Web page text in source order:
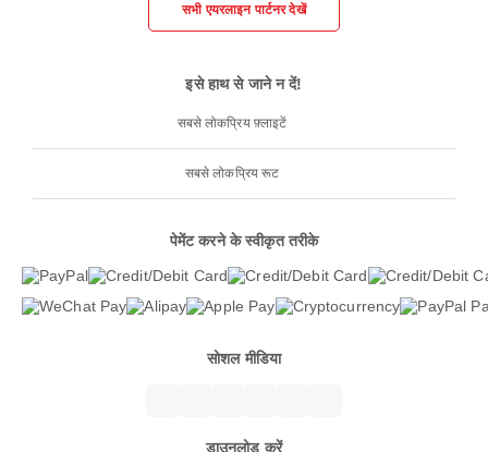
सभी एयरलाइन पार्टनर देखें
इसे हाथ से जाने न दें!
सबसे लोकप्रिय फ़्लाइटें
सबसे लोकप्रिय रूट
पेमेंट करने के स्वीकृत तरीके
सोशल मीडिया
डाउनलोड करें